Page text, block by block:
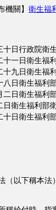
機關】 衛生福
日行政院衛
一日衛生福
九日衛生福
日衛生福利
日衛生福利
衛生福利部
日衛生福利
（以下稱本法